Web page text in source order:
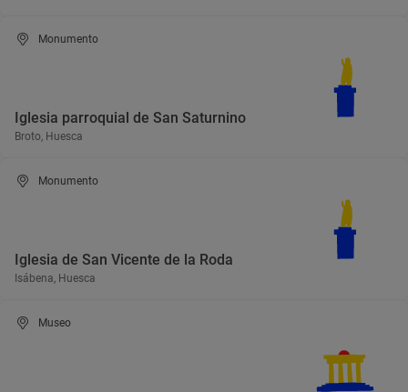
Monumento
Iglesia parroquial de San Saturnino
Broto, Huesca
Monumento
Iglesia de San Vicente de la Roda
Isábena, Huesca
Museo